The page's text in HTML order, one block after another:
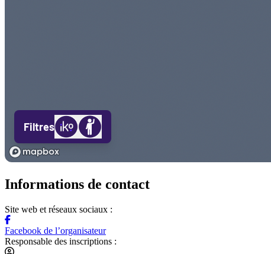
Informations de contact
Site web et réseaux sociaux :
Facebook de l’organisateur
Responsable des inscriptions :